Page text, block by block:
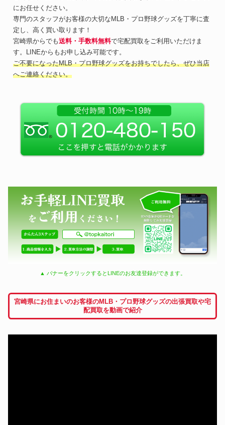
にお任せください。
専門のスタッフがお客様の大切なMLB・プロ野球グッズを丁寧に査
定し、高く買い取ります！
宮崎県からでも送料・手数料無料で宅配買取をご利用いただけま
す。LINEからもお申し込み可能です。
ご不要になったMLB・プロ野球グッズをお持ちでしたら、ぜひ当店
へご連絡ください。
▲ バナーをクリックするとLINEのお友達登録ができます。
宮崎県にお住まいのお客様のMLB・プロ野球グッズの出張買取や宅
配買取を動画で紹介